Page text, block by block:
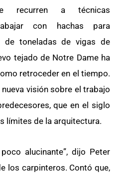
recurren a técnicas
con hachas para
de toneladas de vigas de
tejado de Notre Dame ha
retroceder en el tiempo.
visión sobre el trabajo
que en el siglo
límites de la arquitectura.
alucinante”, dijo Peter
los carpinteros. Contó que,